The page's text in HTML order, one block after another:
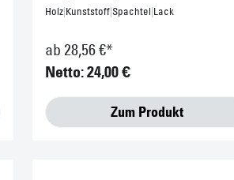
Holz|Kunststoff|Spachtel|Lack
ab 28,56 €*
Netto: 24,00 €
Zum Produkt